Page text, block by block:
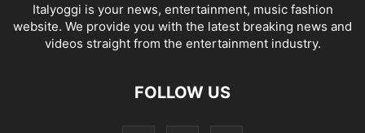
Italyoggi is your news, entertainment, music fashion
website. We provide you with the latest breaking news and
videos straight from the entertainment industry.
FOLLOW US